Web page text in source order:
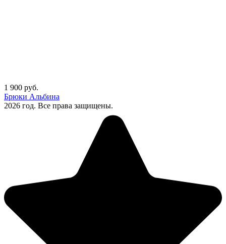
1 900 руб.
Брюки Альбина
2026 год. Все права защищены.